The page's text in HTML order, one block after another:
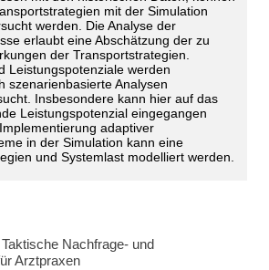
mit der Simulation
werden. Die Analyse der
erlaubt eine Abschätzung der zu
der Transportstrategien.
Leistungspotenziale werden
szenarienbasierte Analysen
Insbesondere kann hier auf das
Leistungspotenzial eingegangen
adaptiver
in der Simulation kann eine
und Systemlast modelliert werden.
Nachfrage- und
Arztpraxen